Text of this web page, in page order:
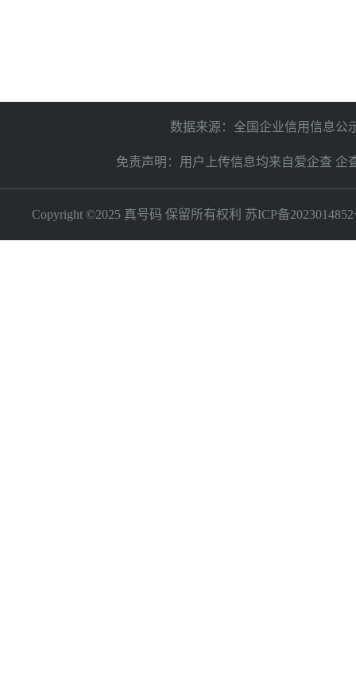
数据来源：全国企业信用信息公
免责声明：用户上传信息均来自爱企查
Copyright ©2025 真号码 保留所有权利 苏ICP备